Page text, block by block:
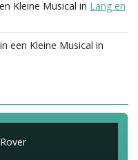
Kleine Musical in Lang en
een Kleine Musical in